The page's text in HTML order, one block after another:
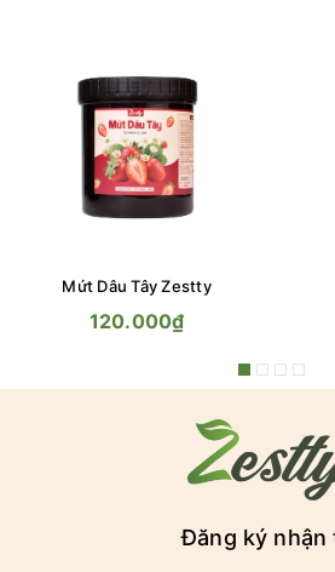
Mứt Dâu Tây Zestty
120.000₫
Đăng ký nhận